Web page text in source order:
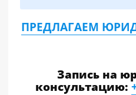
ПРЕДЛАГАЕМ
Запись на
консультацию: